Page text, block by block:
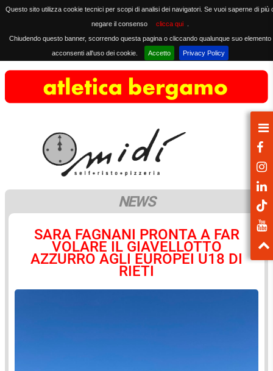
Questo sito utilizza cookie tecnici per scopi di analisi dei navigatori. Se vuoi saperne di più
negare il consenso
clicca qui
Chiudendo questo banner, scorrendo questa pagina o cliccando qualunque suo elemento
acconsenti all'uso dei cookie.
Accetto Privacy Policy
NEWS
SARA FAGNANI PRONTA A FAR
VOLARE IL GIAVELLOTTO
AZZURRO AGLI EUROPEI U18 DI
RIETI